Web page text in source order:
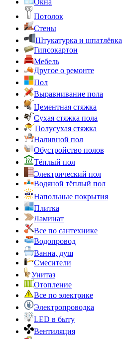
Окна
Потолок
Стены
Штукатурка и шпатлёвка
Гипсокартон
Мебель
Другое о ремонте
Пол
Выравнивание пола
Цементная стяжка
Сухая стяжка пола
Полусухая стяжка
Наливной пол
Обустройство полов
Тёплый пол
Электрический пол
Водяной тёплый пол
Напольные покрытия
Плитка
Ламинат
Все по сантехнике
Водопровод
Ванна, душ
Смесители
Унитаз
Отопление
Все по электрике
Электропроводка
LED в быту
Вентиляция